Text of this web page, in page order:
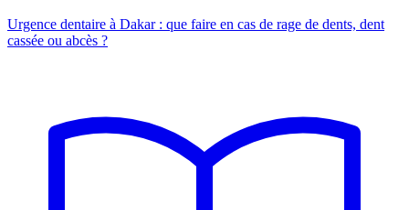
Urgence dentaire à Dakar : que faire en cas de rage de dents, dent
cassée ou abcès ?